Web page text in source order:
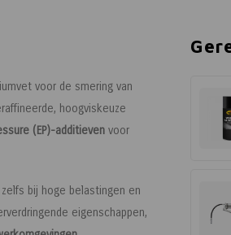
voor de smering van
hoogviskeuze
(EP)-additieven voor
bij hoge belastingen en
eigenschappen,